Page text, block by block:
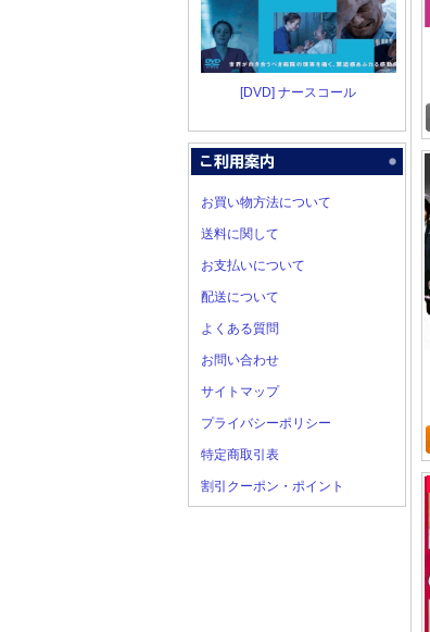
[DVD] ナースコール
お買い物方法について
送料に関して
お支払いについて
配送について
よくある質問
お問い合わせ
サイトマップ
プライバシーポリシー
特定商取引表
割引クーポン・ポイント